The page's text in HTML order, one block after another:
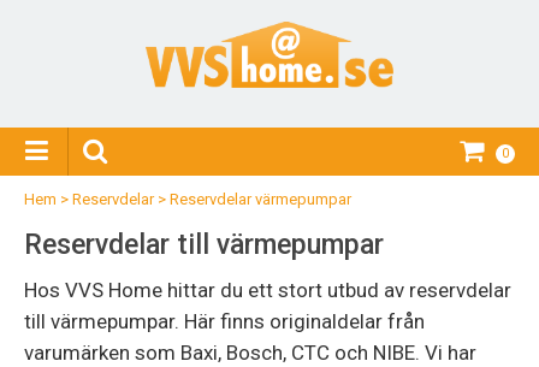
0
Hem > Reservdelar> Reservdelar värmepumpar
Reservdelar till värmepumpar
Hos VVS Home hittar du ett stort utbud av reservdelar
till värmepumpar. Här finns originaldelar från
varumärken som Baxi, Bosch, CTC och NIBE. Vi har